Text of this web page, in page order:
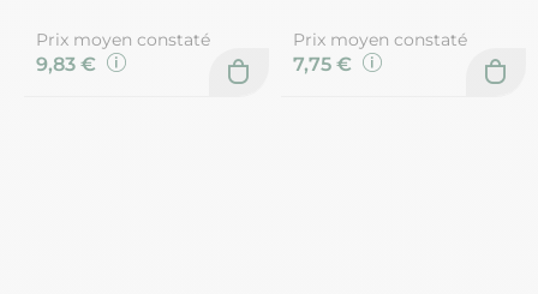
Prix moyen constaté
9,83 €
Prix moyen constaté
7,75 €